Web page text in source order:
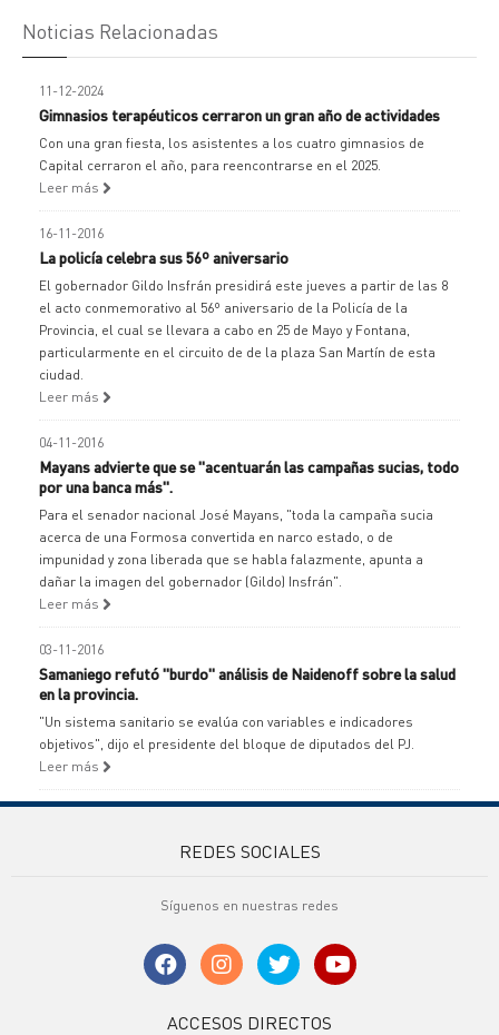
Noticias Relacionadas
11-12-2024
Gimnasios terapéuticos cerraron un gran año de actividades
Con una gran fiesta, los asistentes a los cuatro gimnasios de
Capital cerraron el año, para reencontrarse en el 2025.
Leer más
16-11-2016
La policía celebra sus 56º aniversario
El gobernador Gildo Insfrán presidirá este jueves a partir de las 8
el acto conmemorativo al 56º aniversario de la Policía de la
Provincia, el cual se llevara a cabo en 25 de Mayo y Fontana,
particularmente en el circuito de de la plaza San Martín de esta
ciudad.
Leer más
04-11-2016
Mayans advierte que se "acentuarán las campañas sucias, todo
por una banca más".
Para el senador nacional José Mayans, "toda la campaña sucia
acerca de una Formosa convertida en narco estado, o de
impunidad y zona liberada que se habla falazmente, apunta a
dañar la imagen del gobernador (Gildo) Insfrán".
Leer más
03-11-2016
Samaniego refutó "burdo" análisis de Naidenoff sobre la salud
en la provincia.
"Un sistema sanitario se evalúa con variables e indicadores
objetivos", dijo el presidente del bloque de diputados del PJ.
Leer más
REDES SOCIALES
Síguenos en nuestras redes
ACCESOS DIRECTOS